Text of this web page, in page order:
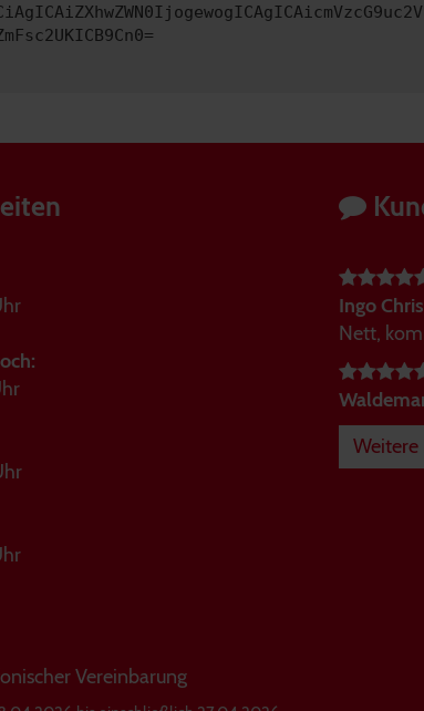
Vereinbarung
Ingo
Nett,
Weitere